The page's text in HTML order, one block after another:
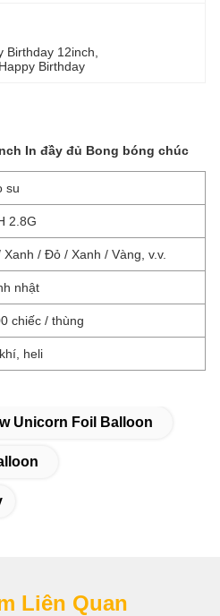
Birthday 12inch
Birthday
In đầy đủ Bong bóng chúc
su
2.8G
Xanh / Đỏ / Xanh / Vàng, v.v.
nhật
chiếc / thùng
heli
Unicorn Foil Balloon
Liên Quan